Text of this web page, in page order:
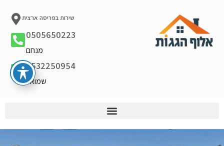
שירות בפריסה ארצית
0505650223
מנחם
0532250954
שמואל